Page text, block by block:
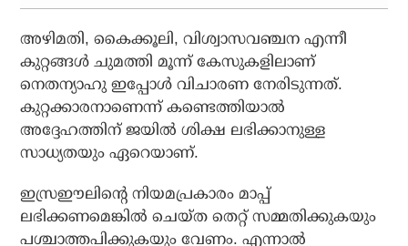
അഴിമതി, കൈക്കൂലി, വിശ്വാസവഞ്ചന എന്നീ
കുറ്റങ്ങള്‍ ചുമത്തി മൂന്ന് കേസുകളിലാണ്
നെതന്യാഹു ഇപ്പോള്‍ വിചാരണ നേരിടുന്നത്.
കുറ്റക്കാരനാണെന്ന് കണ്ടെത്തിയാല്‍
അദ്ദേഹത്തിന് ജയില്‍ ശിക്ഷ ലഭിക്കാനുള്ള
സാധ്യതയും ഏറെയാണ്.
ഇസ്രഈലിന്റെ നിയമപ്രകാരം മാപ്പ്
ലഭിക്കണമെങ്കില്‍ ചെയ്ത തെറ്റ് സമ്മതിക്കുകയും
പശ്ചാത്തപിക്കുകയും വേണം. എന്നാല്‍